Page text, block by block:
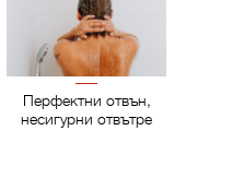
Перфектни отвън,
несигурни отвътре